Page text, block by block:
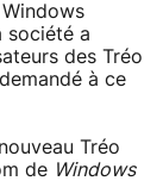
société a
des Tréo
à ce
Tréo
de Windows